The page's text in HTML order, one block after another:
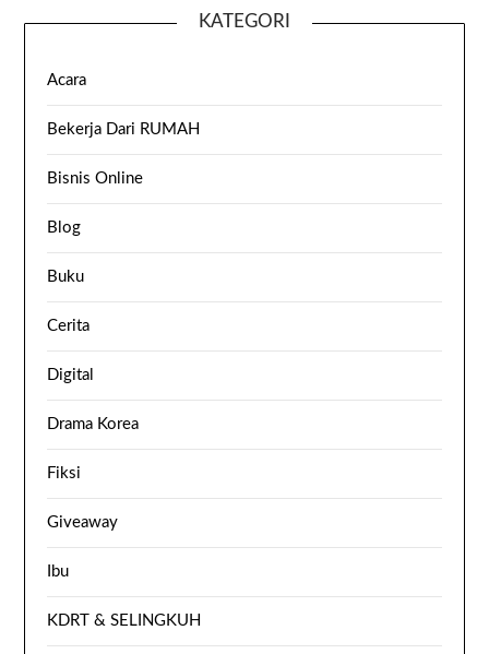
KATEGORI
Acara
Bekerja Dari RUMAH
Bisnis Online
Blog
Buku
Cerita
Digital
Drama Korea
Fiksi
Giveaway
Ibu
KDRT & SELINGKUH